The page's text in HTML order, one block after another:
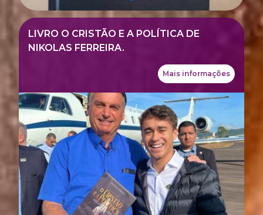
LIVRO O CRISTÃO E A POLÍTICA DE
NIKOLAS FERREIRA.
Mais informações